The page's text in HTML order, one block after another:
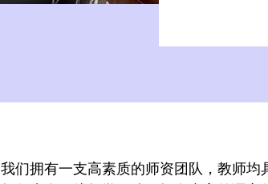
我们拥有一支高素质的师资团队，教师